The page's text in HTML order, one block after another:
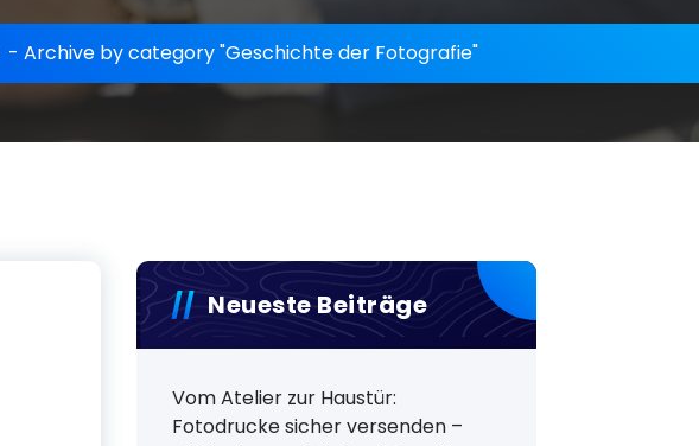
- Archive by category "Geschichte der Fotografie"
Neueste Beiträge
Vom Atelier zur Haustür:
Fotodrucke sicher versenden –